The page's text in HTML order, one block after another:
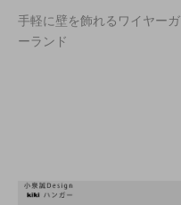
手軽に壁を飾れるワイヤーガ
ーランド